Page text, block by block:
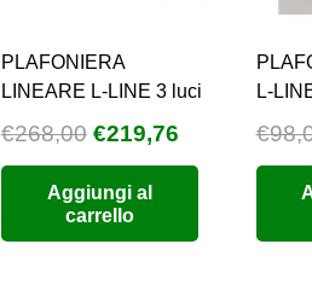
PLAFONIERA
LINEARE L-LINE 3 luci
€268,00 Il
prezzo
originale
era:
€219,76Il
prezzo
Aggiungi al
carrello
L-
€